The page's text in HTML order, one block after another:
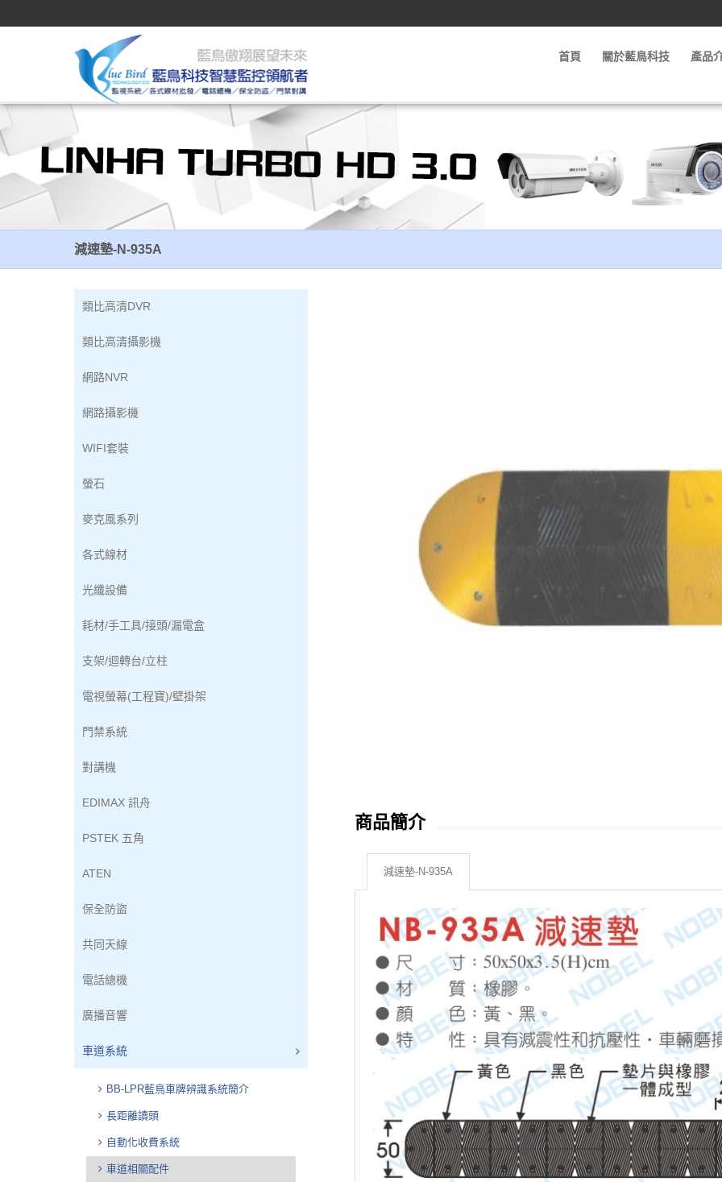
首頁 關於藍鳥科技 產品
減速墊-N-935A
類比高清DVR
類比高清攝影機
網路NVR
網路攝影機
WIFI套裝
螢石
麥克風系列
各式線材
光纖設備
耗材/手工具/接頭/漏電盒
支架/迴轉台/立柱
電視螢幕(工程寶)/壁掛架
門禁系統
對講機
EDIMAX 訊舟
PSTEK 五角
ATEN
保全防盜
共同天線
電話總機
廣播音響
車道系統
BB-LPR藍鳥車牌辨識系統簡介
長距離讀頭
自動化收費系統
車道相關配件
商品簡介
減速墊-N-935A